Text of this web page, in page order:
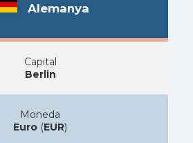
Alemanya
Capital
Berlin
Moneda
Euro (EUR)